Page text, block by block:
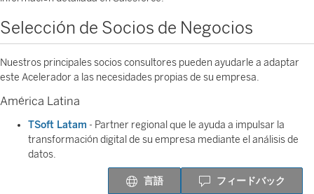
Selección de Socios de Negocios
Nuestros principales socios consultores pueden ayudarle a adaptar
este Acelerador a las necesidades propias de su empresa.
América Latina
TSoft Latam - Partner regional que le ayuda a impulsar la
transformación digital de su empresa mediante el análisis de
datos.
言語 フィードバック